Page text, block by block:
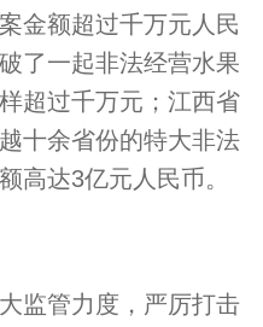
金额超过千万元人民
了一起非法经营水果
超过千万元；江西省
十余省份的特大非法
高达3亿元人民币。
监管力度，严厉打击